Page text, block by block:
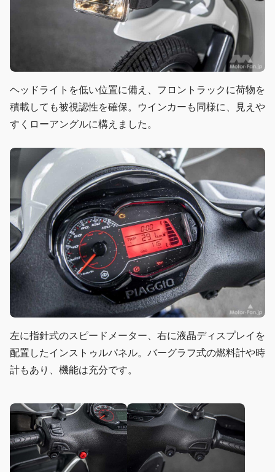
ヘッドライトを低い位置に備え、フロントラックに荷物を
積載しても被視認性を確保。ウインカーも同様に、見えや
すくローアングルに構えました。
左に指針式のスピードメーター、右に液晶ディスプレイを
配置したインストゥルパネル。バーグラフ式の燃料計や時
計もあり、機能は充分です。